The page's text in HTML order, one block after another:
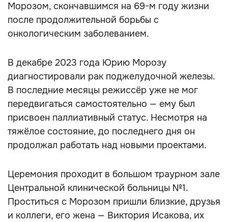
Морозом, скончавшимся на 69-м году жизни
после продолжительной борьбы с
онкологическим заболеванием.
В декабре 2023 года Юрию Морозу
диагностировали рак поджелудочной железы.
В последние месяцы режиссёр уже не мог
передвигаться самостоятельно — ему был
присвоен паллиативный статус. Несмотря на
тяжёлое состояние, до последнего дня он
продолжал работать над новыми проектами.
Церемония проходит в большом траурном зале
Центральной клинической больницы №1.
Проститься с Морозом пришли близкие, друзья
и коллеги, его жена — Виктория Исакова, их